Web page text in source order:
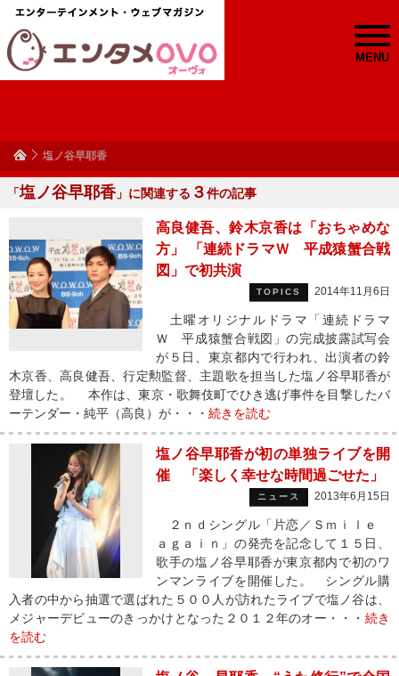
MENU
塩ノ谷早耶香
「塩ノ谷早耶香 」に関連する ３件の記事
高良健吾、鈴木京香は「おちゃめな
方」 「連続ドラマＷ 平成猿蟹合戦
図」で初共演
TOPICS 2014年11月6日
土曜オリジナルドラマ「連続ドラマ
Ｗ 平成猿蟹合戦図」の完成披露試写会
が５日、東京都内で行われ、出演者の鈴
木京香、高良健吾、行定勲監督、主題歌を担当した塩ノ谷早耶香が
登壇した。 本作は、東京・歌舞伎町でひき逃げ事件を目撃したバ
ーテンダー・純平（高良）が・・・ 続きを読む
塩ノ谷早耶香が初の単独ライブを開
催 「楽しく幸せな時間過ごせた」
ニュース 2013年6月15日
２ｎｄシングル「片恋／Ｓｍｉｌｅ
ａｇａｉｎ」の発売を記念して１５日、
歌手の塩ノ谷早耶香が東京都内で初のワ
ンマンライブを開催した。 シングル購
入者の中から抽選で選ばれた５００人が訪れたライブで塩ノ谷は、
メジャーデビューのきっかけとなった２０１２年のオー・・・ 続き
を読む